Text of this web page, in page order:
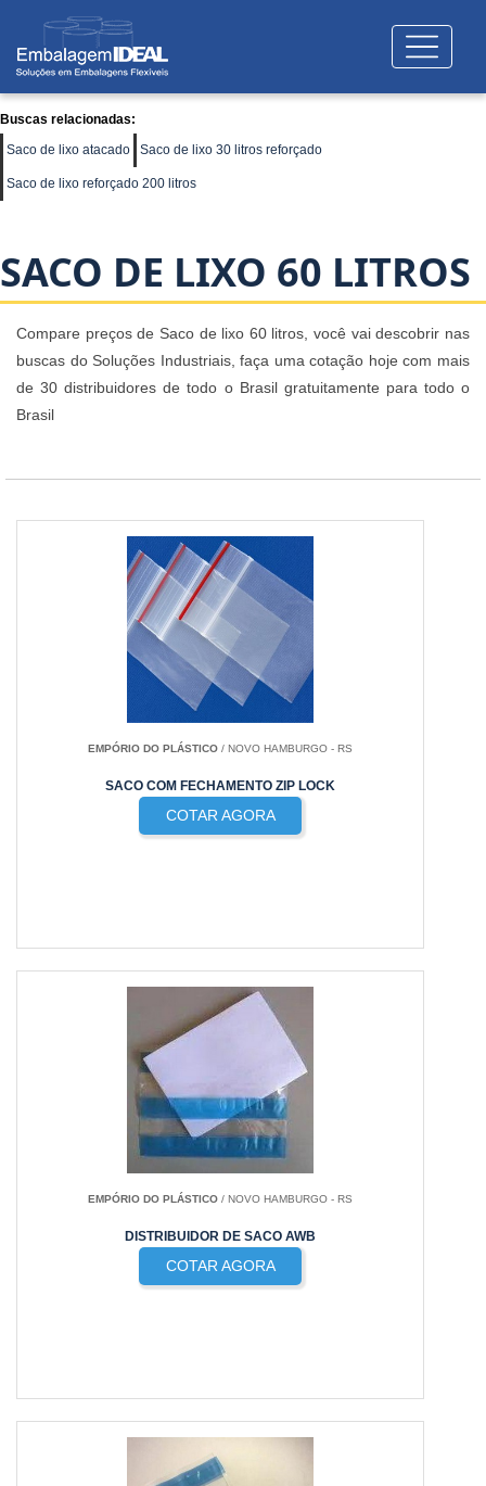
Buscas relacionadas:
Saco de lixo atacado
Saco de lixo 30 litros reforçado
Saco de lixo reforçado 200 litros
SACO DE LIXO 60 LITROS
Compare preços de Saco de lixo 60 litros, você vai descobrir nas
buscas do Soluções Industriais, faça uma cotação hoje com mais
de 30 distribuidores de todo o Brasil gratuitamente para todo o
Brasil
EMPÓRIO DO PLÁSTICO / NOVO HAMBURGO - RS
SACO COM FECHAMENTO ZIP LOCK
COTAR AGORA
EMPÓRIO DO PLÁSTICO / NOVO HAMBURGO - RS
DISTRIBUIDOR DE SACO AWB
COTAR AGORA